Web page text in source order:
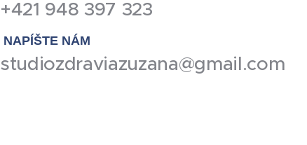
+421 948 397 323
NAPÍŠTE NÁM
studiozdraviazuzana@gmail.com